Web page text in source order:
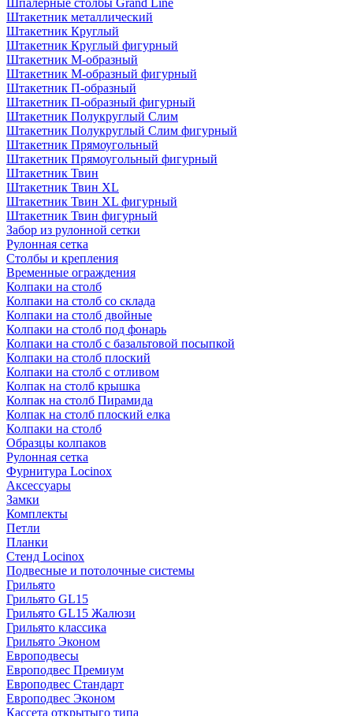
Шпалерные столбы Grand Line
Штакетник металлический
Штакетник Круглый
Штакетник Круглый фигурный
Штакетник М-образный
Штакетник М-образный фигурный
Штакетник П-образный
Штакетник П-образный фигурный
Штакетник Полукруглый Слим
Штакетник Полукруглый Слим фигурный
Штакетник Прямоугольный
Штакетник Прямоугольный фигурный
Штакетник Твин
Штакетник Твин XL
Штакетник Твин XL фигурный
Штакетник Твин фигурный
Забор из рулонной сетки
Рулонная сетка
Столбы и крепления
Временные ограждения
Колпаки на столб
Колпаки на столб со склада
Колпаки на столб двoйные
Колпаки на столб под фонарь
Колпаки на столб с базальтовой посыпкой
Колпаки на столб плоский
Колпаки на столб с отливом
Колпак на столб крышка
Колпак на столб Пирамида
Колпак на столб плоский елка
Колпаки на столб
Образцы колпаков
Рулонная сетка
Фурнитура Locinox
Аксессуары
Замки
Комплекты
Петли
Планки
Стенд Locinox
Подвесные и потолочные системы
Грильято
Грильято GL15
Грильято GL15 Жалюзи
Грильято классика
Грильято Эконом
Европодвесы
Европодвес Премиум
Европодвес Стандарт
Европодвес Эконом
Кассета открытыго типа